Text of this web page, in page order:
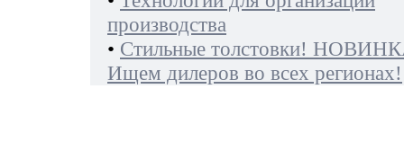
производства
• Стильные толстовки!
Ищем дилеров во всех регионах!